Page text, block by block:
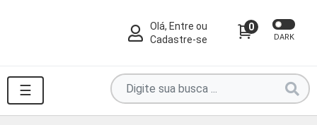
Olá, Entre ou
Cadastre-se
0
DARK
☰
Pesquise
por
produtos